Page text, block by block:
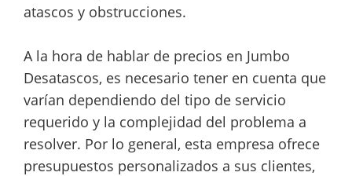
atascos y obstrucciones.
A la hora de hablar de precios en Jumbo
Desatascos, es necesario tener en cuenta que
varían dependiendo del tipo de servicio
requerido y la complejidad del problema a
resolver. Por lo general, esta empresa ofrece
presupuestos personalizados a sus clientes,